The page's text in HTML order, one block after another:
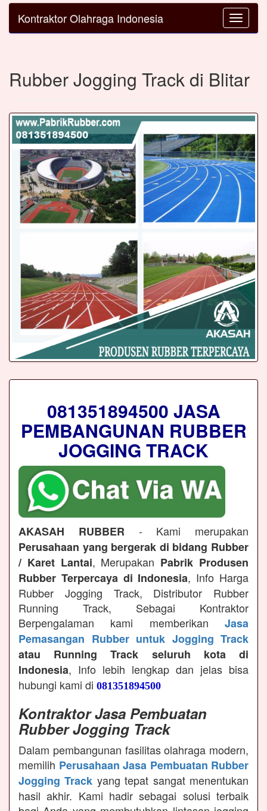
Toggle
Kontraktor Olahraga Indonesia
Rubber Jogging Track di Blitar
081351894500 JASA
PEMBANGUNAN RUBBER
JOGGING TRACK
AKASAH RUBBER - Kami merupakan
Perusahaan yang bergerak di bidang Rubber
/ Karet Lantai, Merupakan Pabrik Produsen
Rubber Terpercaya di Indonesia, Info Harga
Rubber Jogging Track, Distributor Rubber
Running Track, Sebagai Kontraktor
Berpengalaman kami memberikan Jasa
Pemasangan Rubber untuk Jogging Track
atau Running Track seluruh kota di
Indonesia, Info lebih lengkap dan jelas bisa
hubungi kami di 081351894500
Kontraktor Jasa Pembuatan
Rubber Jogging Track
Dalam pembangunan fasilitas olahraga modern,
memilih Perusahaan Jasa Pembuatan Rubber
Jogging Track yang tepat sangat menentukan
hasil akhir. Kami hadir sebagai solusi terbaik